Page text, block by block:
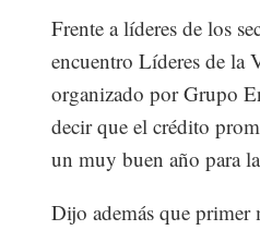
Frente a líderes de los
encuentro Líderes de la
organizado por Grupo
decir que el crédito
un muy buen año para
Dijo además que primer